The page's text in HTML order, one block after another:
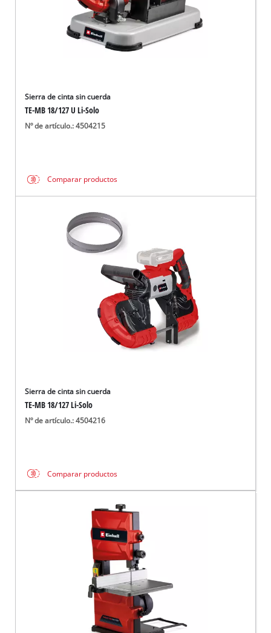
Sierra de cinta sin cuerda
TE-MB 18/127 U Li-Solo
Nº de artículo.: 4504215
Comparar productos
Sierra de cinta sin cuerda
TE-MB 18/127 Li-Solo
Nº de artículo.: 4504216
Comparar productos